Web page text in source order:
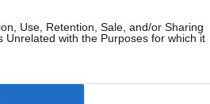
Use, Retention, Sale, and/or Sharing
Unrelated with the Purposes for which it